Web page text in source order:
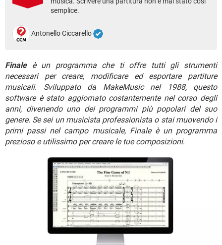
TIKTOK FACEBOOK
semplice.
Antonello Ciccarello
Finaleè un programma che ti offre tutti gli strumenti
necessari per creare, modificare ed esportare partiture
musicali. Sviluppato da MakeMusic nel 1988, questo
software è stato aggiornato costantemente nel corso degli
anni, divenendo uno dei programmi più popolari del suo
genere. Se sei un musicista professionista o stai muovendo i
primi passi nel campo musicale, Finale è un programma
prezioso e utilissimo per creare le tue composizioni.